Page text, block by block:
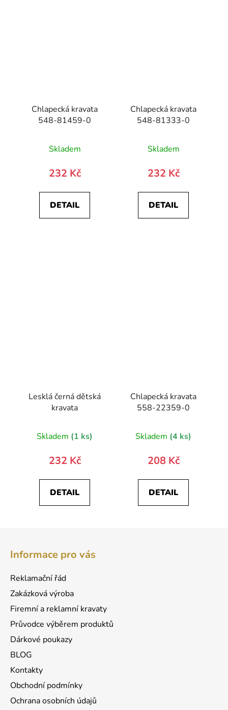
Chlapecká kravata
548-81459-0
Skladem
232 Kč
DETAIL
Chlapecká kravata
548-81333-0
Skladem
232 Kč
DETAIL
Lesklá černá dětská
kravata
Skladem (1 ks)
232 Kč
DETAIL
Chlapecká kravata
558-22359-0
Skladem (4 ks)
208 Kč
DETAIL
Informace pro vás
Reklamační řád
Zakázková výroba
Firemní a reklamní kravaty
Průvodce výběrem produktů
Dárkové poukazy
BLOG
Kontakty
Obchodní podmínky
Ochrana osobních údajů